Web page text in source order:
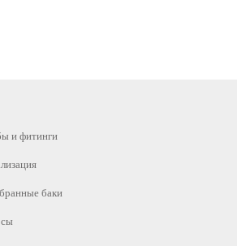
и фитинги
баки